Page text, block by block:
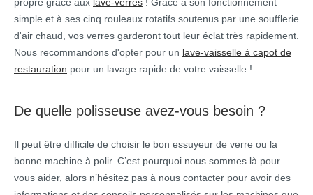
propre grâce aux lave-verres ! Grâce à son fonctionnement
simple et à ses cinq rouleaux rotatifs soutenus par une soufflerie
d'air chaud, vos verres garderont tout leur éclat très rapidement.
Nous recommandons d'opter pour un lave-vaisselle à capot de
restauration pour un lavage rapide de votre vaisselle !
De quelle polisseuse avez-vous besoin ?
Il peut être difficile de choisir le bon essuyeur de verre ou la
bonne machine à polir. C’est pourquoi nous sommes là pour
vous aider, alors n’hésitez pas à nous contacter pour avoir des